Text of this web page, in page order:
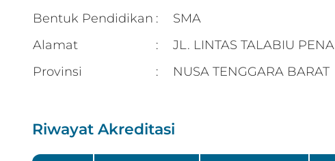
Bentuk Pendidikan :
SMA
Alamat
:
JL. LINTAS TALABIU
Provinsi
: NUSA TENGGARA BARAT
Riwayat Akreditasi